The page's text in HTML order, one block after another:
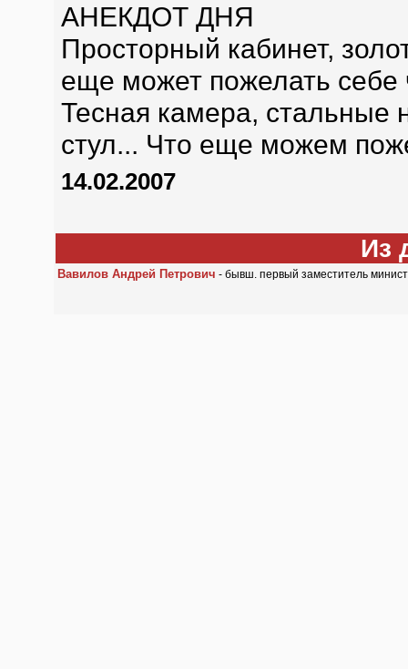
АНЕКДОТ ДНЯ
Просторный кабинет,
еще может пожелать себе
Тесная камера, стальные
стул... Что еще можем
14.02.2007
Из
Вавилов Андрей Петрович - бывш. первый заместитель